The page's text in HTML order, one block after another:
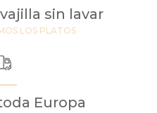
sin lavar
LOS PLATOS
Europa